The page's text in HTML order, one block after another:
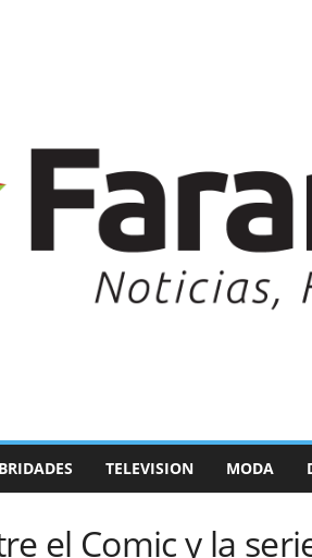
TELEVISION MODA
el Comic y la